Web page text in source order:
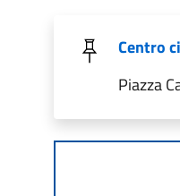
Centro
Piazza